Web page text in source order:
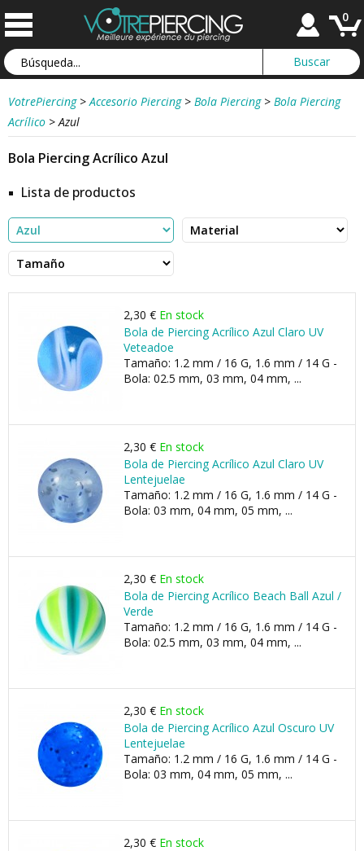
0
VotrePiercing > Accesorio Piercing > Bola Piercing > Bola Piercing
Acrílico > Azul
Bola Piercing Acrílico Azul
Lista de productos
2,30 € En stock
Bola de Piercing Acrílico Azul Claro UV
Veteadoe
Tamaño: 1.2 mm / 16 G, 1.6 mm / 14 G -
Bola: 02.5 mm, 03 mm, 04 mm, ...
2,30 € En stock
Bola de Piercing Acrílico Azul Claro UV
Lentejuelae
Tamaño: 1.2 mm / 16 G, 1.6 mm / 14 G -
Bola: 03 mm, 04 mm, 05 mm, ...
2,30 € En stock
Bola de Piercing Acrílico Beach Ball Azul /
Verde
Tamaño: 1.2 mm / 16 G, 1.6 mm / 14 G -
Bola: 02.5 mm, 03 mm, 04 mm, ...
2,30 € En stock
Bola de Piercing Acrílico Azul Oscuro UV
Lentejuelae
Tamaño: 1.2 mm / 16 G, 1.6 mm / 14 G -
Bola: 03 mm, 04 mm, 05 mm, ...
2,30 € En stock